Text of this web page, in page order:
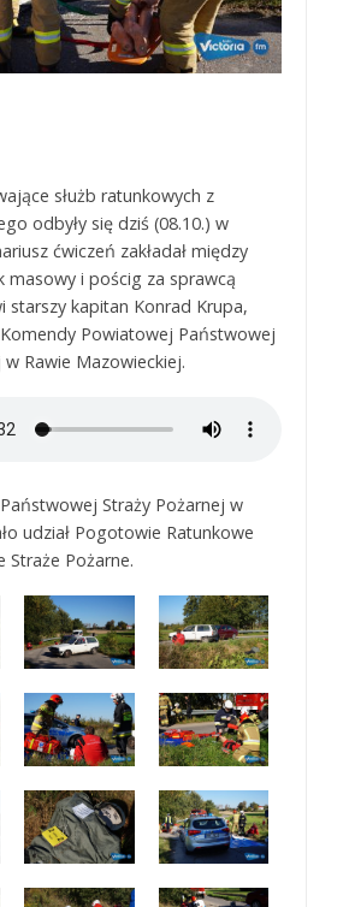
służb ratunkowych z
odbyły się dziś (08.10.) w
ćwiczeń zakładał między
masowy i pościg za sprawcą
starszy kapitan Konrad Krupa,
Powiatowej Państwowej
Rawie Mazowieckiej.
Straży Pożarnej w
udział Pogotowie Ratunkowe
Straże Pożarne.